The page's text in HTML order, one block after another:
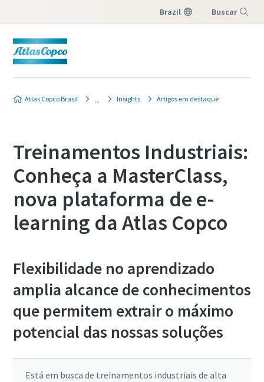
Brazil Buscar
Atlas Copco Brasil Insights Artigos em destaque
Treinamentos Industriais:
Conheça a MasterClass,
nova plataforma de e-
learning da Atlas Copco
Flexibilidade no aprendizado
amplia alcance de conhecimentos
que permitem extrair o máximo
potencial das nossas soluções
Está em busca de treinamentos industriais de alta